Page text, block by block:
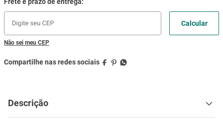
Não sei meu CEP
Descrição